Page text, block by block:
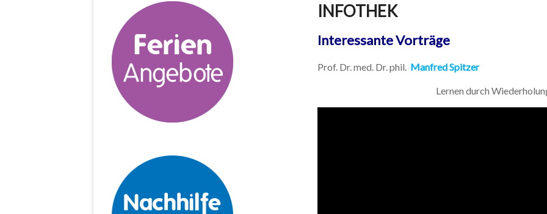
INFOTHEK
Interessante Vorträge
Prof. Dr. med. Dr. phil. Manfred Spitzer
Lernen durch